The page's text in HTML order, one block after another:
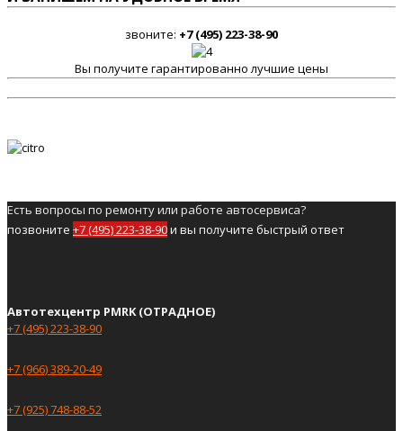
звоните: +7 (495) 223-38-90
Вы получите гарантированно лучшие цены
Есть вопросы по ремонту или работе автосервиса?
позвоните +7 (495) 223-38-90и вы получите быстрый ответ
Автотехцентр PMRK (ОТРАДНОЕ)
+7 (495) 223-38-90
+7 (966) 389-20-49
+7 (925) 748-88-52